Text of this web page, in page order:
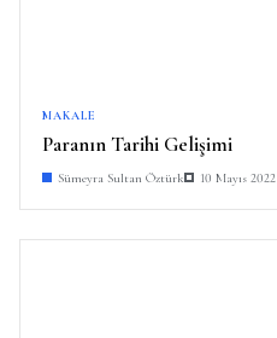
MAKALE
Paranın Tarihi Gelişimi
Sümeyra Sultan Öztürk 10 Mayıs 2022